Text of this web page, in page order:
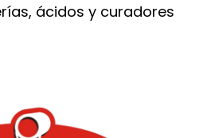
ácidos y curadores